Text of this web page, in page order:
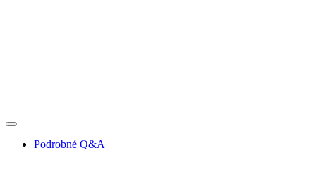
Podrobné Q&A